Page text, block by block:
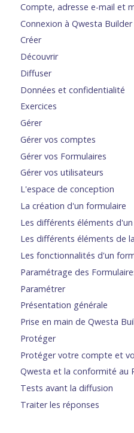
Compte, adresse e-mail et
Connexion à Qwesta Builder
Créer
Découvrir
Diffuser
Données et confidentialité
Exercices
Gérer
Gérer vos comptes
Gérer vos Formulaires
Gérer vos utilisateurs
L'espace de conception
La création d'un formulaire
Les différents éléments
Les différents éléments de
Les fonctionnalités d'un
Paramétrage des
Paramétrer
Présentation générale
Prise en main de Qwesta
Protéger
Protéger votre compte et
Qwesta et la conformité au
Tests avant la diffusion
Traiter les réponses